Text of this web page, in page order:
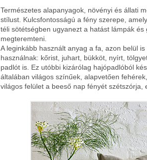
Természetes alapanyagok, növényi és állati
stílust. Kulcsfontosságú a fény szerepe,
téli sötétségben ugyanezt a hatást lámpák
megteremteni.
A leginkább használt anyag a fa, azon belül
használnak: kőrist, juhart, bükköt, nyírt,
padlót is. Ez utóbbi kizárólag hajópadlóból
általában világos színűek, alapvetően
világos felület a beeső nap fényét